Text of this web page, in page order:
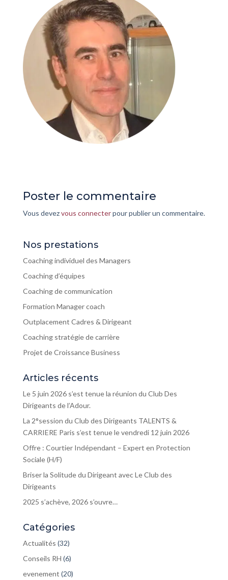
Poster le commentaire
Vous devezvous connecterpour publier un commentaire.
Nos prestations
Coaching individuel des Managers
Coaching d’équipes
Coaching de communication
Formation Manager coach
Outplacement Cadres & Dirigeant
Coaching stratégie de carrière
Projet de Croissance Business
Articles récents
Le 5 juin 2026 s’est tenue la réunion du Club Des
Dirigeants de l’Adour.
La 2°session du Club des Dirigeants TALENTS &
CARRIERE Paris s’est tenue le vendredi 12 juin 2026
Offre : Courtier Indépendant – Expert en Protection
Sociale (H/F)
Briser la Solitude du Dirigeant avec Le Club des
Dirigeants
2025 s’achève, 2026 s’ouvre…
Catégories
Actualités (32)
Conseils RH (6)
evenement (20)